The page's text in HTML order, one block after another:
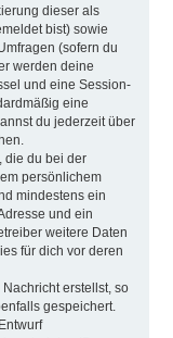
dieser als
bist) sowie
(sofern du
werden deine
und eine Session-
eine
du jederzeit über
die du bei der
persönlichem
mindestens ein
und ein
weitere Daten
für dich vor deren
erstellst, so
gespeichert.